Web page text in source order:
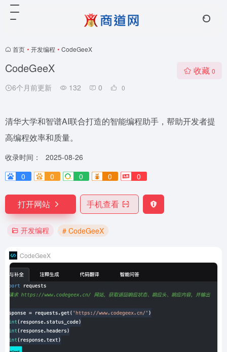
首页 • 开发编程 • CodeGeeX
CodeGeeX
6个月前更新 132 0 0
收藏 0
清华大学和智谱AI联合打造的智能编程助手，帮助开发者提
高编程效率和质量。
收录时间：
2025-08-26
0
0 0 0 0
打开网站 手机查看
开发编程 # CodeGeeX
CodeGeeX